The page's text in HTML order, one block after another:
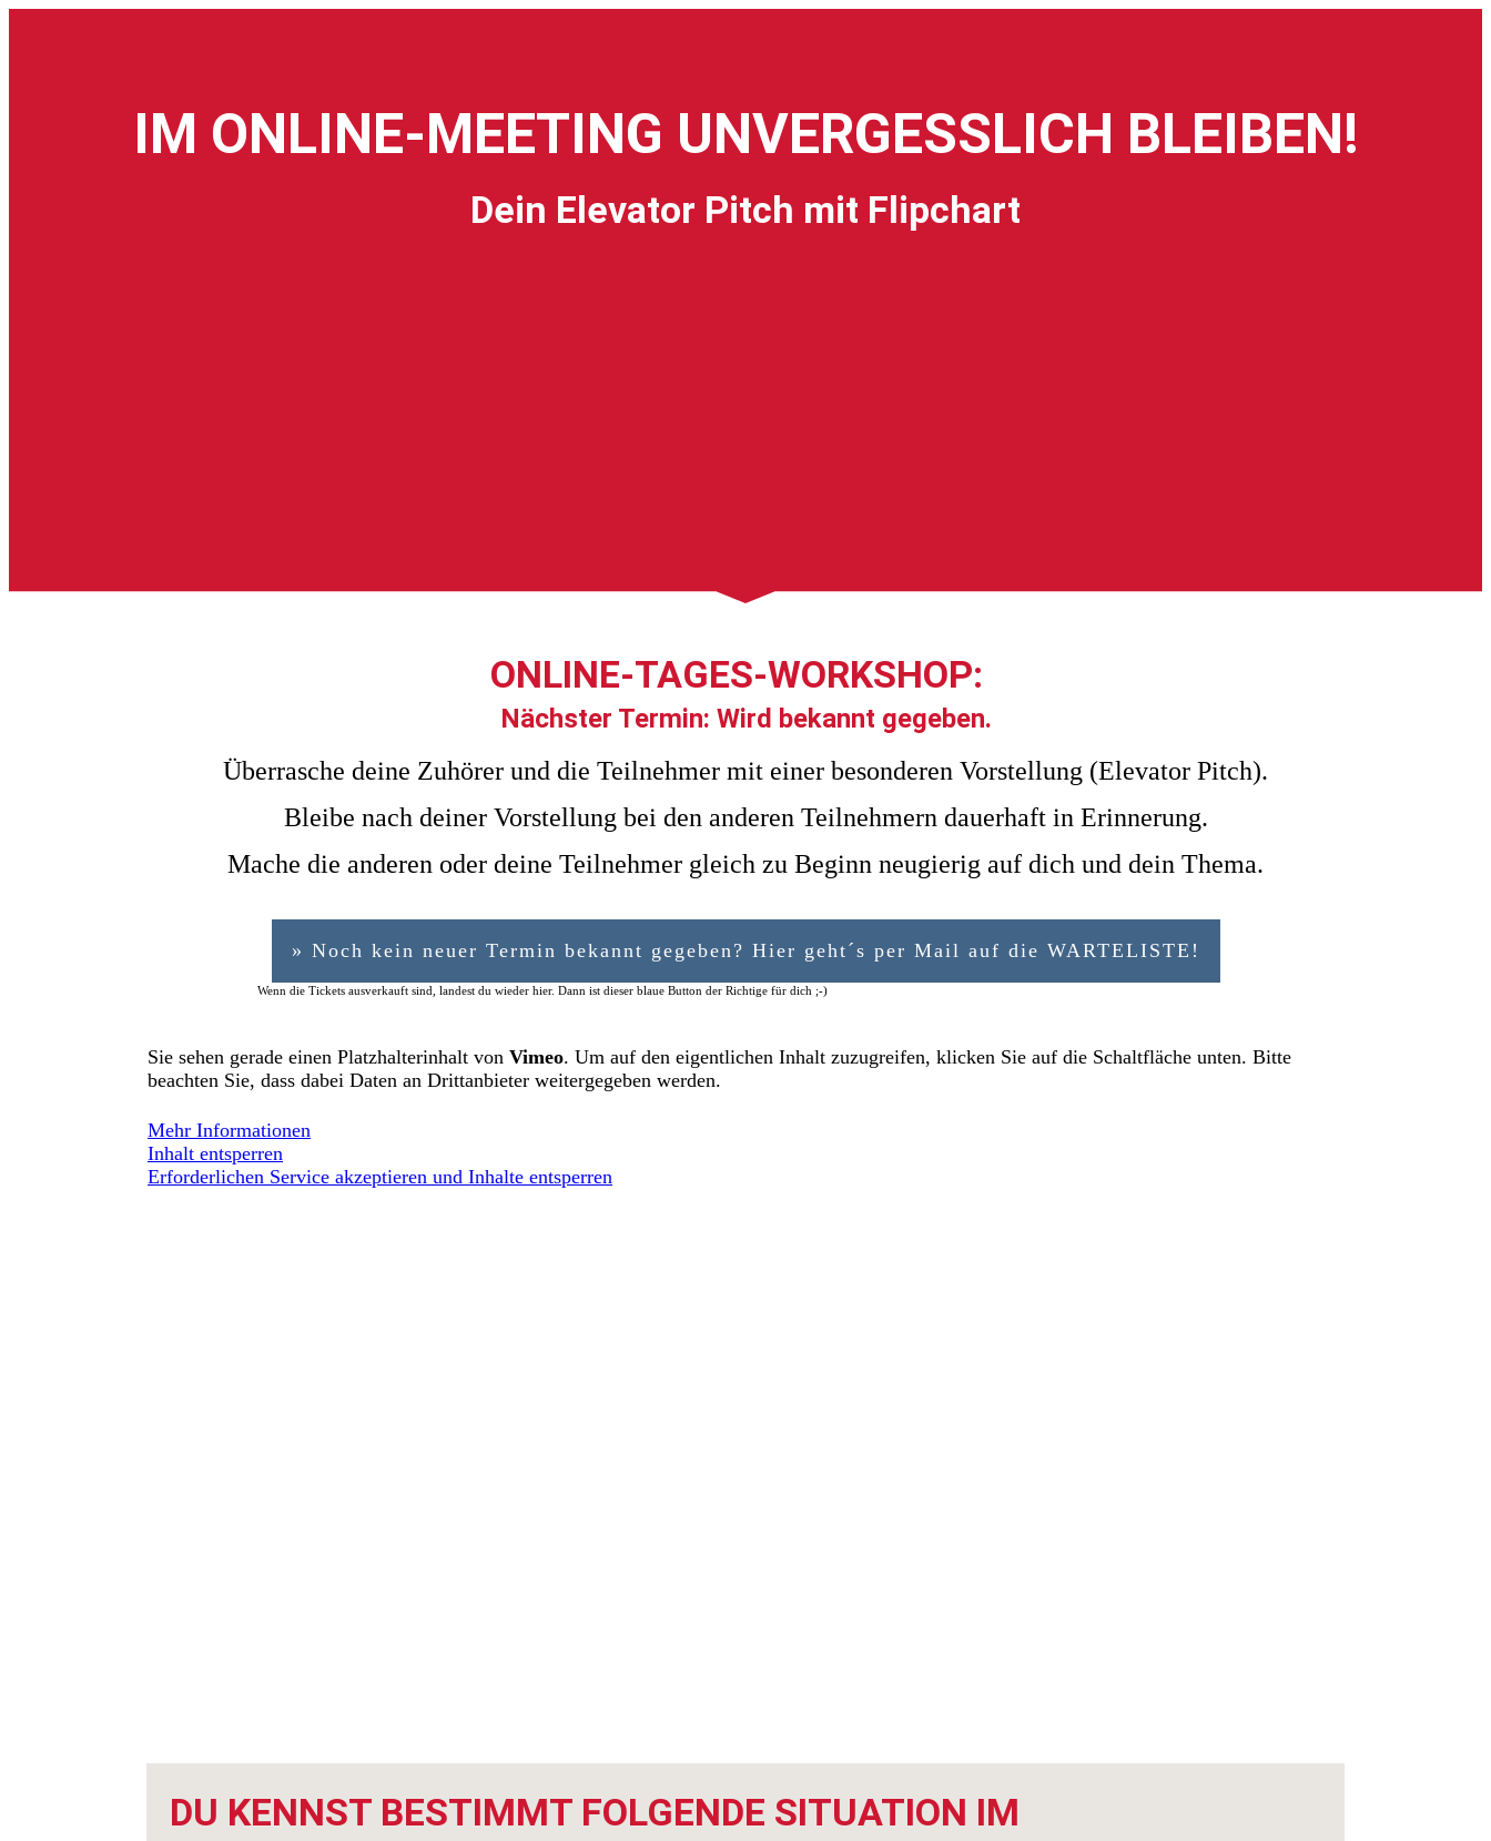
IM ONLINE-MEETING UNVERGESSLICH BLEIBEN!
Dein Elevator Pitch mit Flipchart
ONLINE-TAGES-WORKSHOP:
Nächster Termin: Wird bekannt gegeben.
Überrasche deine Zuhörer und die Teilnehmer mit einer besonderen Vorstellung (Elevator Pitch).
Bleibe nach deiner Vorstellung bei den anderen Teilnehmern dauerhaft in Erinnerung.
Mache die anderen oder deine Teilnehmer gleich zu Beginn neugierig auf dich und dein Thema.
» Noch kein neuer Termin bekannt gegeben? Hier geht´s per Mail auf die WARTELISTE!
Wenn die Tickets ausverkauft sind, landest du wieder hier. Dann ist dieser blaue Button der Richtige für dich ;-)
Sie sehen gerade einen Platzhalterinhalt von Vimeo. Um auf den eigentlichen Inhalt zuzugreifen, klicken Sie auf die Schaltfläche unten. Bitte
beachten Sie, dass dabei Daten an Drittanbieter weitergegeben werden.
Mehr Informationen
Inhalt entsperren
Erforderlichen Service akzeptieren und Inhalte entsperren
DU KENNST BESTIMMT FOLGENDE SITUATION IM